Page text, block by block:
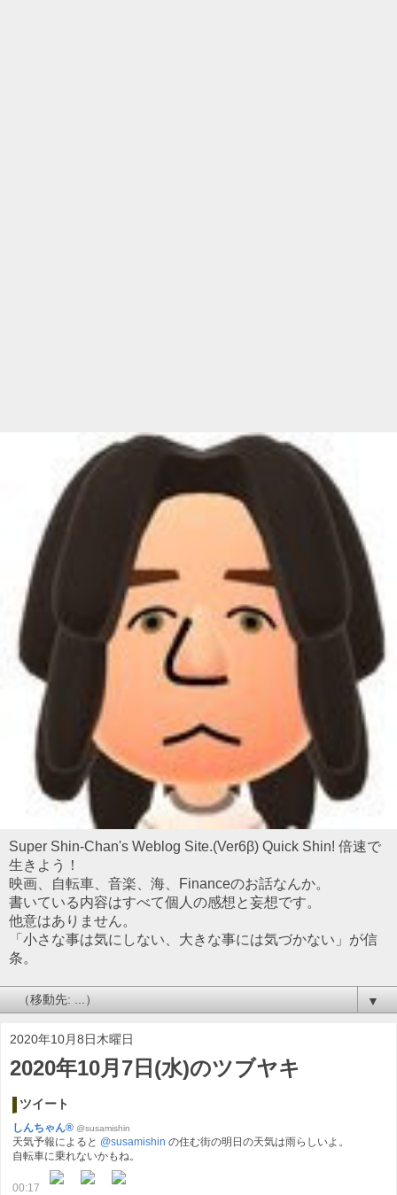
Super Shin-Chan's Weblog Site.(Ver6β) Quick Shin! 倍速で
生きよう！
映画、自転車、音楽、海、Financeのお話なんか。
書いている内容はすべて個人の感想と妄想です。
他意はありません。
「小さな事は気にしない、大きな事には気づかない」が信
条。
▼
2020年10月8日木曜日
2020年10月7日(水)のツブヤキ
ツイート
しんちゃん® @susamishin
天気予報によると @susamishin の住む街の明日の天気は雨らしいよ。
自転車に乗れないかもね。
00:17